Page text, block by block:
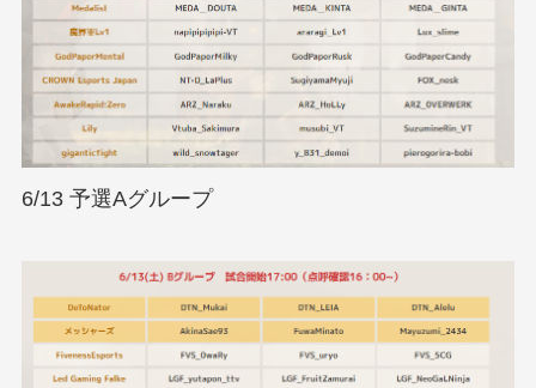
6/13 予選Aグループ